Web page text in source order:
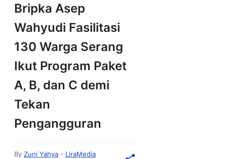
Bripka Asep
Wahyudi Fasilitasi
130 Warga Serang
Ikut Program Paket
A, B, dan C demi
Tekan
Pengangguran
By Zuni Yahya - LiraMedia